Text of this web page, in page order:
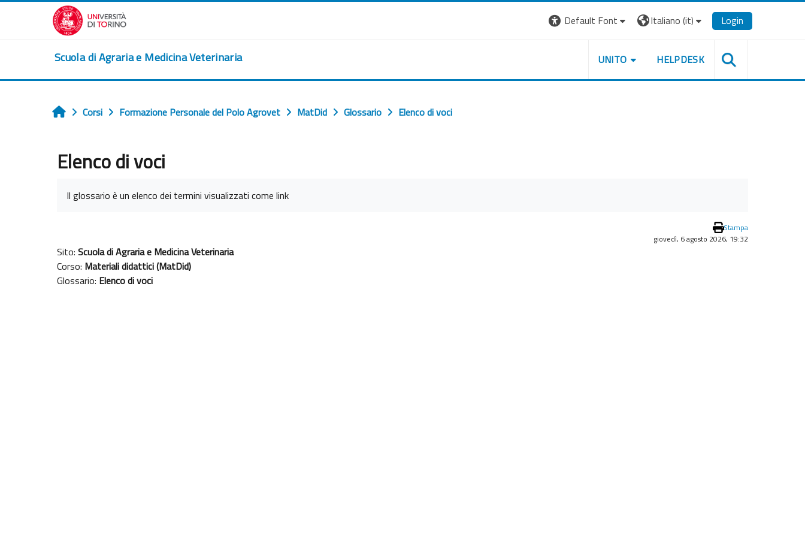
Vai al contenuto principale
Default Font
Italiano ‎(it)‎ Login
Scuola di Agraria e Medicina Veterinaria UNITO HELPDESK
Home
Corsi Formazione Personale del Polo Agrovet MatDid Glossario Elenco di voci
Elenco di voci
Il glossario è un elenco dei termini visualizzati come link
Stampa
giovedì, 6 agosto 2026, 19:32
Sito: Scuola di Agraria e Medicina Veterinaria
Corso: Materiali didattici (MatDid)
Glossario: Elenco di voci